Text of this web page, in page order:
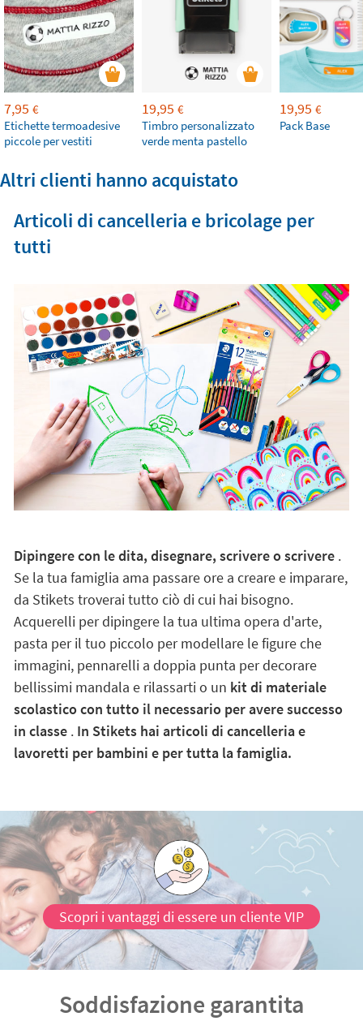
7,95 €
Etichette termoadesive
piccole per vestiti
19,95 €
Timbro personalizzato
verde menta pastello
19,95 €
Pack Base
Altri clienti hanno acquistato
Articoli di cancelleria e bricolage per
tutti
Dipingere con le dita, disegnare, scrivere o scrivere.
Se la tua famiglia ama passare ore a creare e imparare,
da Stikets troverai tutto ciò di cui hai bisogno.
Acquerelli per dipingere la tua ultima opera d'arte,
pasta per il tuo piccolo per modellare le figure che
immagini, pennarelli a doppia punta per decorare
bellissimi mandala e rilassarti o un kit di materiale
scolastico con tutto il necessario per avere successo
in classe. In Stikets hai articoli di cancelleria e
lavoretti per bambini e per tutta la famiglia.
Scopri i vantaggi di essere un cliente VIP
Soddisfazione garantita